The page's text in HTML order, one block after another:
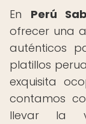
En Perú
ofrecer una
auténticos
platillos
exquisita
contamos
llevar la